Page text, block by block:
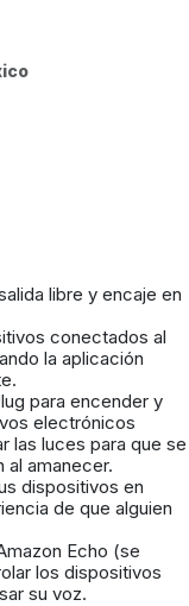
libre y encaje en
conectados al
la aplicación
para encender y
electrónicos
las luces para que se
al amanecer.
dispositivos en
de que alguien
Echo (se
los dispositivos
su voz.